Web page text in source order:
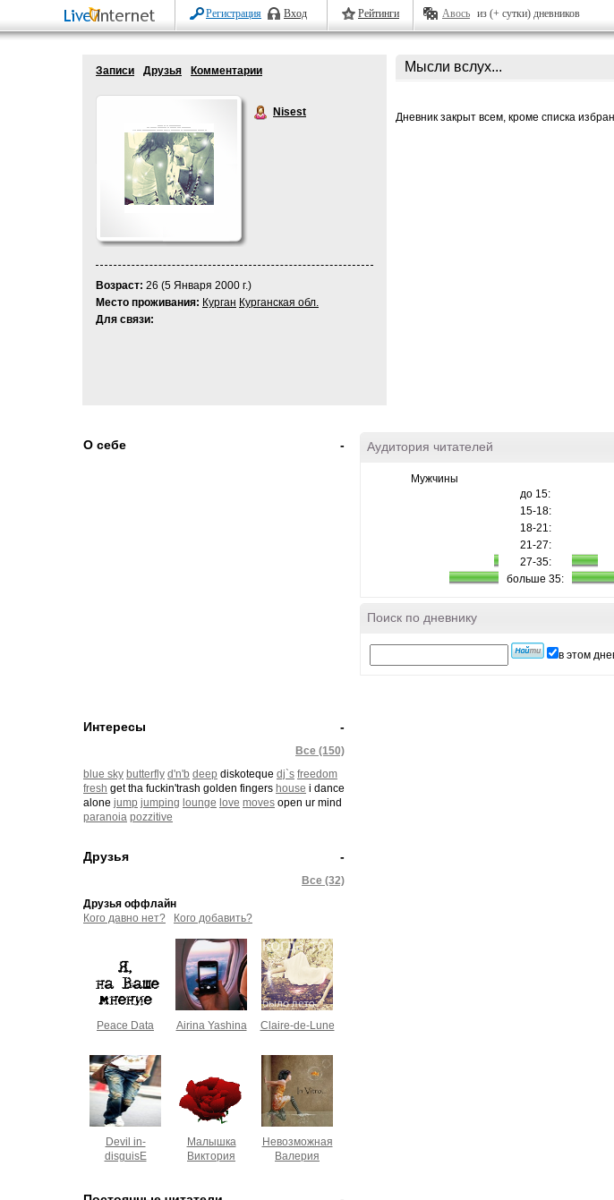
Регистрация Вход Рейтинги Авось из (+ сутки) дневников
Записи Друзья Комментарии
Nisest
Возраст: 26 (5 Января 2000 г.)
Место проживания: Курган Курганская обл.
Для связи:
Мысли вслух...
Дневник закрыт всем, кроме списка
-
О себе
-
Интересы
Все (150)
blue sky butterfly d'n'b deep diskoteque dj`s freedom
fresh get tha fuckin'trash golden fingers house i dance
alone jump jumping lounge love moves open ur mind
paranoia pozzitive
-
Друзья
Все (32)
Друзья оффлайн
Кого давно нет?
Кого добавить?
Peace Data Airina Yashina Claire-de-Lune
Devil in-
disguisE
Малышка
Виктория
Невозможная
Валерия
Аудитория читателей
Мужчины
до 15:
15-18:
18-21:
21-27:
27-35:
больше 35:
Поиск по дневнику
в этом